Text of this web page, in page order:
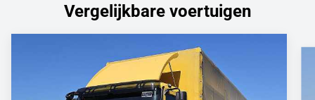
Vergelijkbare voertuigen